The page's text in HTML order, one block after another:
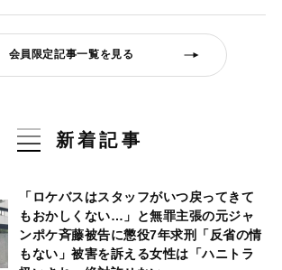
会員限定記事一覧を見る
新着記事
「ロケバスはスタッフがいつ戻ってきて
もおかしくない…」と無罪主張の元ジャ
ンポケ斉藤被告に懲役7年求刑「反省の情
もない」被害を訴える女性は「ハニトラ